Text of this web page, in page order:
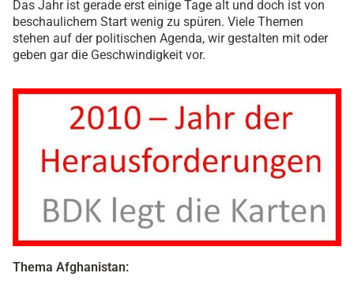
Das Jahr ist gerade erst einige Tage alt und doch ist von
beschaulichem Start wenig zu spüren. Viele Themen
stehen auf der politischen Agenda, wir gestalten mit oder
geben gar die Geschwindigkeit vor.
Thema Afghanistan: